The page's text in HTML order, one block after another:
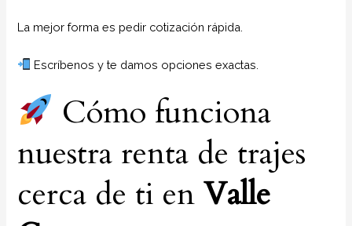
La mejor forma es pedir cotización rápida.
Escríbenos y te damos opciones exactas.
Cómo funciona
nuestra renta de trajes
cerca de ti enValle